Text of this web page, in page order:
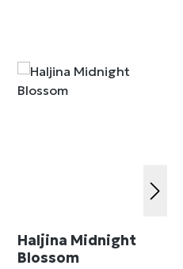
Haljina Midnight
Blossom